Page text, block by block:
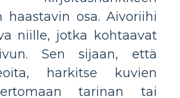
osa. Aivoriihi
niille, jotka kohtaavat
Sen sijaan, että
harkitse kuvien
tarinan tai